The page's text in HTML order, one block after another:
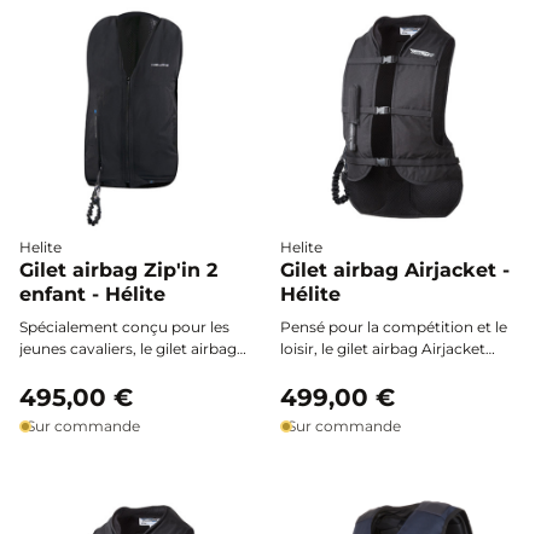
parfaitement sous une veste
compatible pour une sécurité
optimale, sans compromis sur la
liberté de mouvement ni le style.
Helite
Gilet airbag Zip'in 2
enfant - Hélite
Spécialement conçu pour les
jeunes cavaliers, le gilet airbag
sécurité certifiée, confort léger et
liberté de mouvement pour une
protection optimale à chaque
495,00 €
Sur commande
Helite
Gilet airbag Airjacket -
Hélite
Pensé pour la compétition et le
loisir, le gilet airbag Airjacket
référence des cavaliers exigeants.
Facile à enfiler par-dessus toute
tenue, il protège intégralement le
en assurant une liberté de
mouvement totale et un confort
499,00 €
Sur commande